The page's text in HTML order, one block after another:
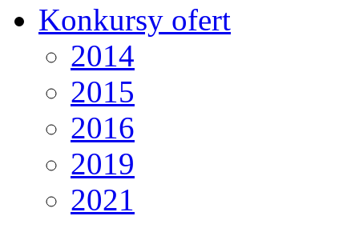
Konkursy ofert
2014
2015
2016
2019
2021